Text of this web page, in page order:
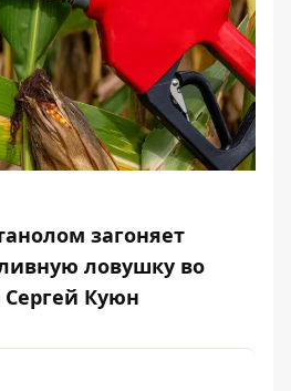
загоняет
ловушку во
Куюн